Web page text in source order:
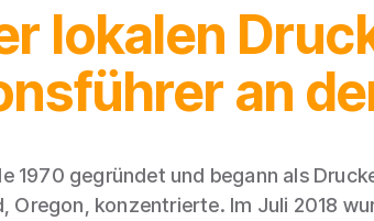
lokalen
an
1970 gegründet und begann als
Oregon, konzentrierte. Im Juli 2018